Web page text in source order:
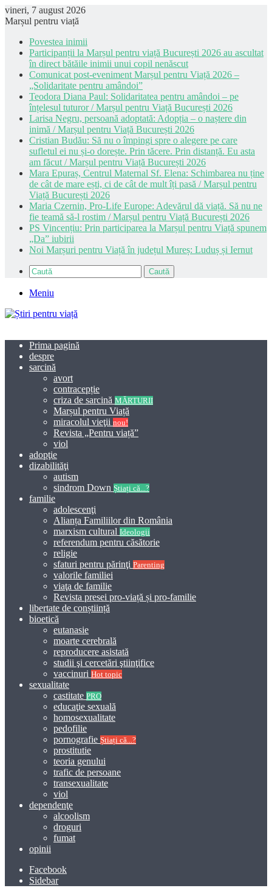
vineri, 7 august 2026
Marșul pentru viață
Povestea inimii
Participanții la Marșul pentru viață București 2026 au ascultat
în direct bătăile inimii unui copil nenăscut
Comunicat post-eveniment Marșul pentru Viață 2026 –
„Solidaritate pentru amândoi”
Teodora Diana Paul: Solidaritatea pentru amândoi – pe
înțelesul tuturor / Marșul pentru Viață București 2026
Larisa Negru, persoană adoptată: Adopția – o naștere din
inimă / Marșul pentru Viață București 2026
Cristian Budău: Să nu o împingi spre o alegere pe care
sufletul ei nu și-o dorește. Prin tăcere. Prin distanță. Eu asta
am făcut / Marșul pentru Viață București 2026
Mara Epuraș, Centrul Maternal Sf. Elena: Schimbarea nu ține
de cât de mare ești, ci de cât de mult îți pasă / Marșul pentru
Viață București 2026
Maria Czernin, Pro-Life Europe: Adevărul dă viață. Să nu ne
fie teamă să-l rostim / Marșul pentru Viață București 2026
PS Vincențiu: Prin participarea la Marșul pentru Viață spunem
„Da” iubirii
Noi Marșuri pentru Viață în județul Mureș: Luduș și Iernut
Caută
Meniu
Prima pagină
despre
sarcină
avort
contracepție
criza de sarcină MĂRTURII
Marșul pentru Viață
miracolul vieţii nou!
Revista „Pentru viață”
viol
adopţie
dizabilităţi
autism
sindrom Down Știați că...?
familie
adolescenţi
Alianța Familiilor din România
marxism cultural Ideologii
referendum pentru căsătorie
religie
sfaturi pentru părinţi Parenting
valorile familiei
viaţa de familie
Revista presei pro-viață și pro-familie
libertate de conștiință
bioetică
eutanasie
moarte cerebrală
reproducere asistată
studii şi cercetări ştiinţifice
vaccinuri Hot topic
sexualitate
castitate PRO
educaţie sexuală
homosexualitate
pedofilie
pornografie Știați că...?
prostitutie
teoria genului
trafic de persoane
transexualitate
viol
dependenţe
alcoolism
droguri
fumat
opinii
Facebook
Sidebar